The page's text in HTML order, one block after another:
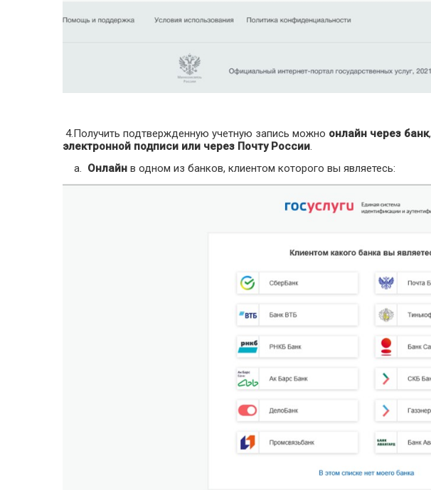
4.Получить подтвержденную учетную запись можно онлайн через банк,
электронной подписи или через Почту России.
a. Онлайн в одном из банков, клиентом которого вы являетесь: